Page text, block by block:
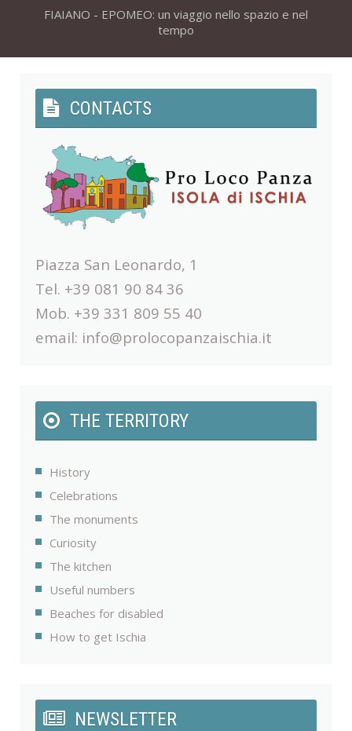
FIAIANO - EPOMEO: un viaggio nello spazio e nel
tempo
CONTACTS
Piazza San Leonardo, 1
Tel. +39 081 90 84 36
Mob. +39 331 809 55 40
email: info@prolocopanzaischia.it
THE TERRITORY
History
Celebrations
The monuments
Curiosity
The kitchen
Useful numbers
Beaches for disabled
How to get Ischia
NEWSLETTER